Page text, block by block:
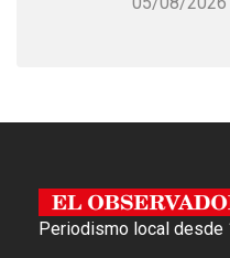
Periodismo local desde